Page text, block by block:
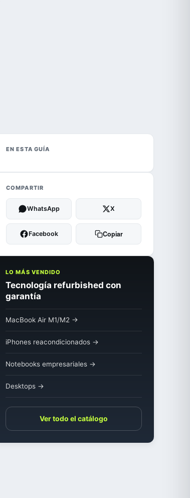
EN ESTA GUÍA
COMPARTIR
WhatsApp X
Facebook Copiar
LO MÁS VENDIDO
Tecnología refurbished con
garantía
MacBook Air M1/M2 →
iPhones reacondicionados →
Notebooks empresariales →
Desktops →
Ver todo el catálogo